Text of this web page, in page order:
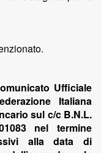
Ufficiale
Italiana
sul c/c B.N.L.
nel termine
alla data di